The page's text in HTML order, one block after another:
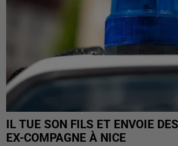
IL TUE SON FILS ET ENVOIE
EX-COMPAGNE À NICE